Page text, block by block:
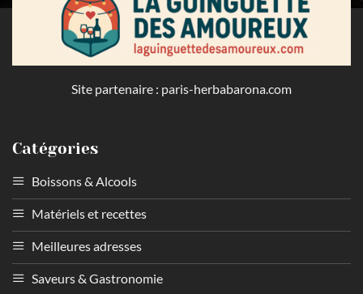
Site partenaire : paris-herbabarona.com
Catégories
Boissons & Alcools
Matériels et recettes
Meilleures adresses
Saveurs & Gastronomie